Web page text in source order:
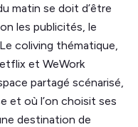
matin se doit d’être
les publicités, le
coliving thématique,
et WeWork
partagé scénarisé,
et où l’on choisit ses
destination de